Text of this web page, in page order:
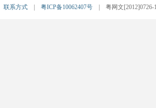
联系方式 粤ICP备10062407号 | 粤网文[2012]0726-